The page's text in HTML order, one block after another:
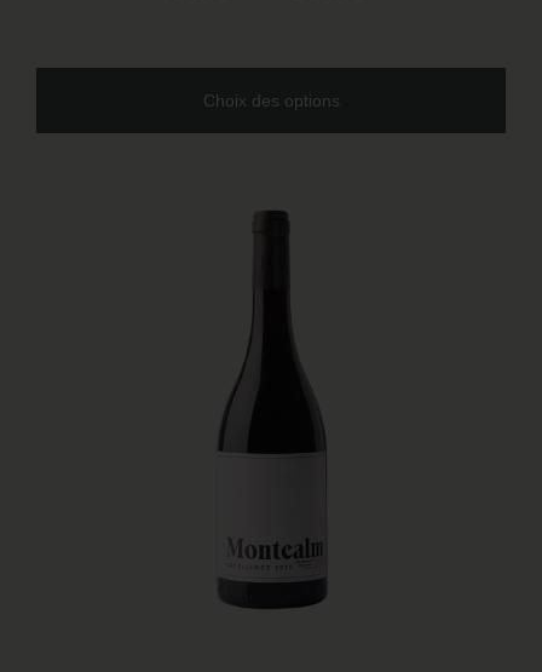
Choix des options